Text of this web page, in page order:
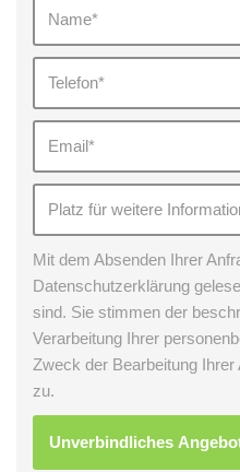
Mit dem Absenden Ihrer
Datenschutzerklärung
sind. Sie stimmen der
Verarbeitung Ihrer
Zweck der Bearbeitung
zu.